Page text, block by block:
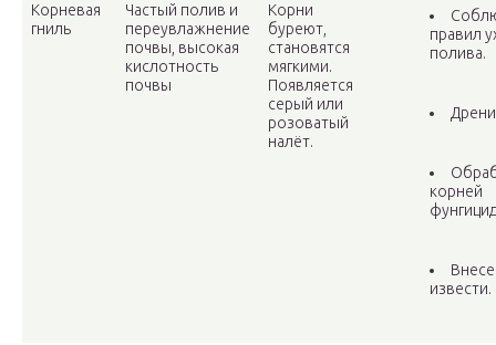
Корневая
гниль
Частый полив и
переувлажнение
почвы, высокая
кислотность
почвы
Корни
буреют,
становятся
мягкими.
Появляется
серый или
розоватый
налёт.
правил
полива.
корней
извести.